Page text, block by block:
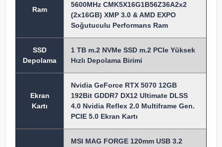
Ram
5600MHz CMK5X16G1B56Z36A2x2
(2x16GB) XMP 3.0 & AMD EXPO
Soğutuculu Performans Ram
SSD
Depolama
1 TB m.2 NVMe SSD m.2 PCIe Yüksek
Hızlı Depolama Birimi
Ekran
Kartı
Nvidia GeForce RTX 5070 12GB
192Bit GDDR7 DX12 Ultimate DLSS
4.0 Nvidia Reflex 2.0 Multiframe Gen.
PCIE 5.0 Ekran Kartı
MSI MAG FORGE 120mm USB 3.2